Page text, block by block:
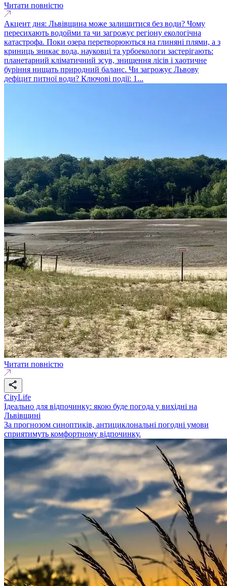
Читати повністю
Акцент дня: Львівщина може залишитися без води? Чому
пересихають водойми та чи загрожує регіону екологічна
катастрофа. Поки озера перетворюються на глиняні плями, а з
криниць зникає вода, науковці та урбоекологи застерігають:
планетарний кліматичний зсув, знищення лісів і хаотичне
буріння нищать природний баланс. Чи загрожує Львову
дефіцит питної води? Ключові події: 1...
Читати повністю
CityLife
Ідеально для відпочинку: якою буде погода у вихідні на
Львівщині
За прогнозом синоптиків, антициклональні погодні умови
сприятимуть комфортному відпочинку.